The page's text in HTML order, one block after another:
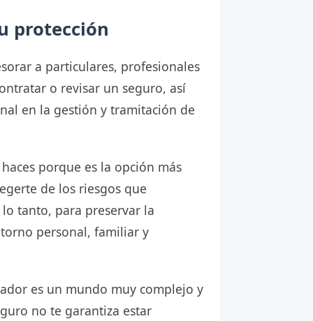
protección
a particulares, profesionales
o revisar un seguro, así
en la gestión y tramitación de
porque es la opción más
de los riesgos que
tanto, para preservar la
personal, familiar y
es un mundo muy complejo y
no te garantiza estar